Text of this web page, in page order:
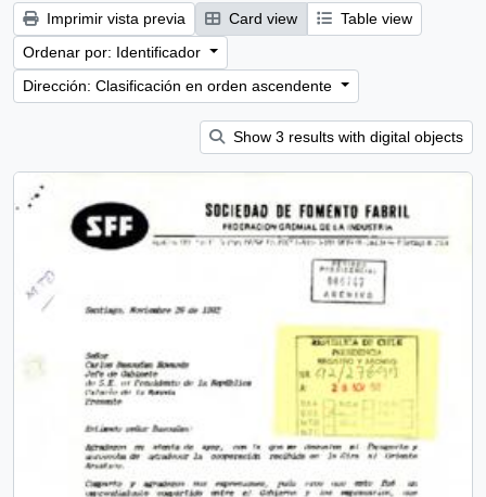
Imprimir vista previa Card view
Table view
Ordenar por: Identificador
Dirección: Clasificación en orden ascendente
Show 3 results with digital objects